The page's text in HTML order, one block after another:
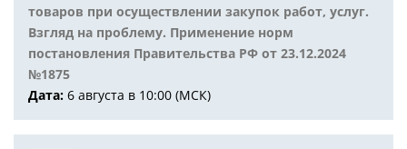
товаров при осуществлении закупок работ, услуг.
Взгляд на проблему. Применение норм
постановления Правительства РФ от 23.12.2024
№1875
Дата: 6 августа в 10:00 (МСК)